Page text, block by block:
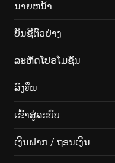
ນາຍຫນ້າ
ບັນຊີຕົວຢ່າງ
ລະຫັດໂປຣໂມຊັນ
ລົງ​ທຶນ
ເຂົ້າ​ສູ່​ລະ​ບົບ
ເງິນຝາກ / ຖອນເງິນ